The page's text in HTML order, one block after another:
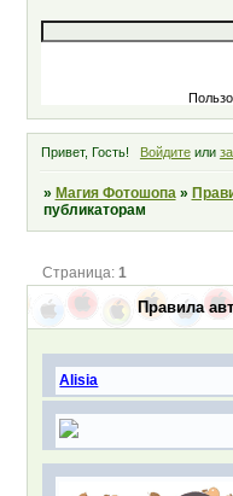
Привет, Гость! Войдитеили
» Магия Фотошопа »
публикаторам
Правила
Страница: 1
Alisia